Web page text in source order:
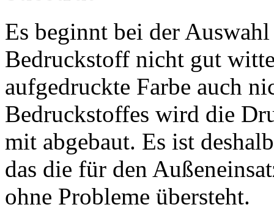
Es beginnt bei der
Bedruckstoff nicht gut
aufgedruckte Farbe auch
Bedruckstoffes wird die
mit abgebaut. Es ist
das die für den
ohne Probleme übersteht.